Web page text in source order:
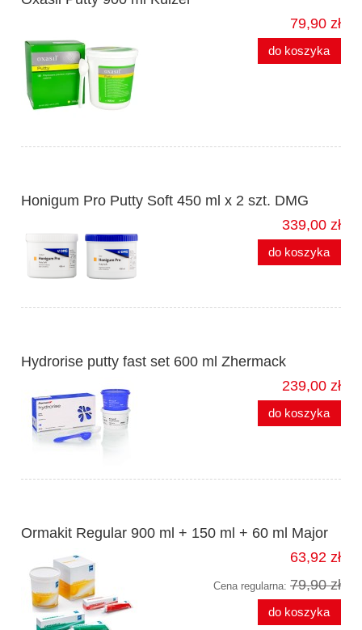
79,90 zł
do koszyka
Honigum Pro Putty Soft 450 ml x 2 szt. DMG
339,00 zł
do koszyka
Hydrorise putty fast set 600 ml Zhermack
239,00 zł
do koszyka
Ormakit Regular 900 ml + 150 ml + 60 ml Major
63,92 zł
Cena regularna: 79,90 zł
do koszyka